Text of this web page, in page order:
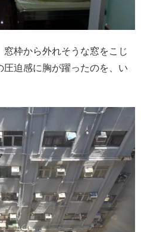
枠から外れそうな窓をこじ
迫感に胸が躍ったのを、い